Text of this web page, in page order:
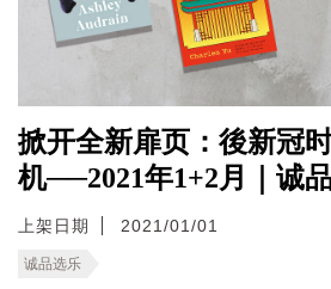
掀开全新扉页：後新冠
机──2021年1+2月｜诚
上架日期 2021/01/01
诚品选乐